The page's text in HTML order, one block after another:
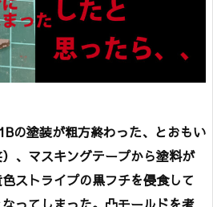
の塗装が粗方終わった、とおもい
、マスキングテープから塗料が
ストライプの黒フチを侵食して